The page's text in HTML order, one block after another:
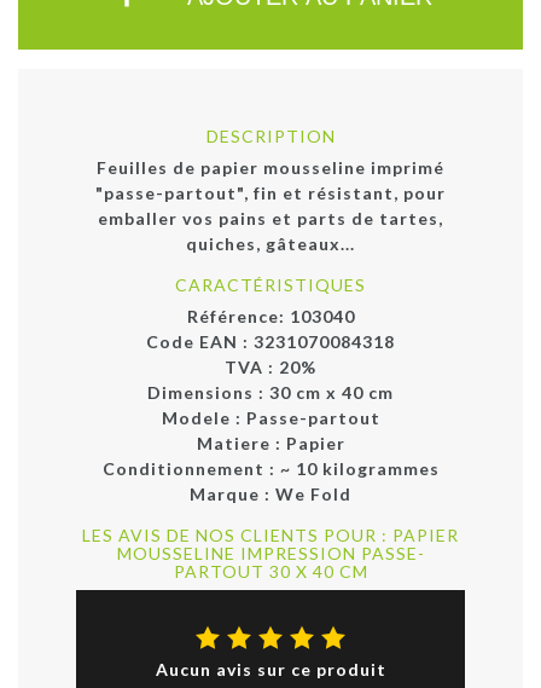
DESCRIPTION
Feuilles de papier mousseline imprimé
"passe-partout", fin et résistant, pour
emballer vos pains et parts de tartes,
quiches, gâteaux...
CARACTÉRISTIQUES
Référence: 103040
Code EAN : 3231070084318
TVA : 20%
Dimensions : 30 cm x 40 cm
Modele : Passe-partout
Matiere : Papier
Conditionnement : ~ 10 kilogrammes
Marque : We Fold
LES AVIS DE NOS CLIENTS POUR : PAPIER
MOUSSELINE IMPRESSION PASSE-
PARTOUT 30 X 40 CM
Aucun avis sur ce produit